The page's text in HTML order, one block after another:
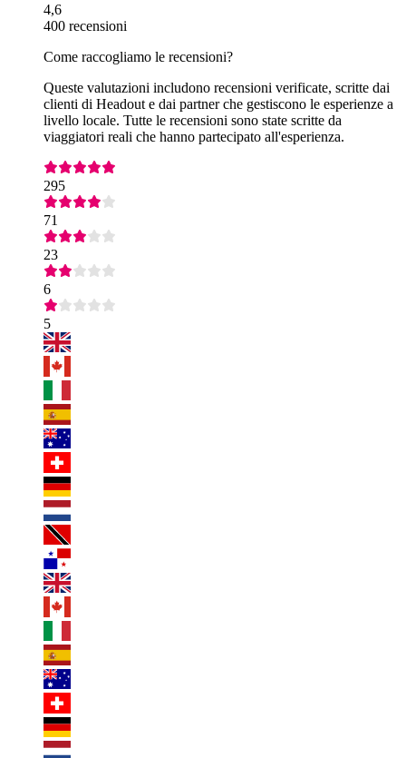
4,6
400 recensioni
Come raccogliamo le recensioni?
Queste valutazioni includono recensioni verificate, scritte dai
clienti di Headout e dai partner che gestiscono le esperienze a
livello locale. Tutte le recensioni sono state scritte da
viaggiatori reali che hanno partecipato all'esperienza.
295
71
23
6
5